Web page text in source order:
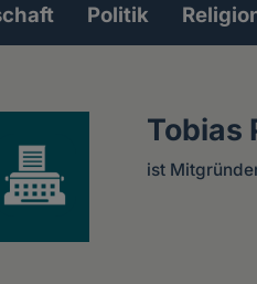
Politik
Tobias
ist